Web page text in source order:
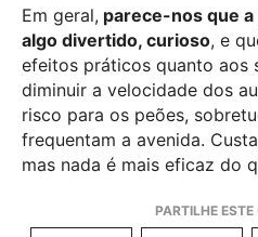
Em geral, parece-nos que
algo divertido, curioso, e
efeitos práticos quanto aos
diminuir a velocidade dos
risco para os peões,
frequentam a avenida.
mas nada é mais eficaz do